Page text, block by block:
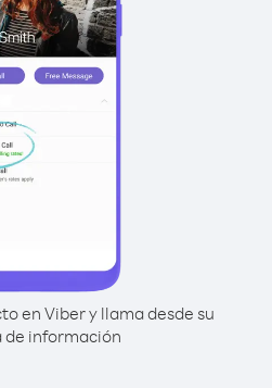
en Viber y llama desde su
de información